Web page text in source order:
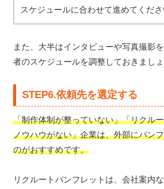
スケジュールに合わせて進めてくださ
また、大半はインタビューや写真撮影
者のスケジュールを調整しておきましょ
STEP6.依頼先を選定する
「制作体制が整っていない」「リクル
ノウハウがない」企業は、外部にパン
のがおすすめです。
リクルートパンフレットは、会社案内